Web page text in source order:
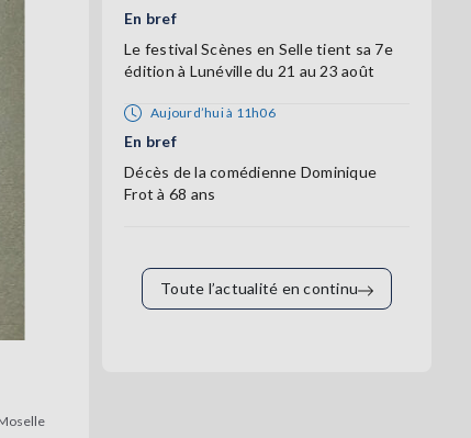
En bref
Le festival Scènes en Selle tient sa 7e
édition à Lunéville du 21 au 23 août
Aujourd’hui à 11h06
En bref
Décès de la comédienne Dominique
Frot à 68 ans
Toute l’actualité en continu